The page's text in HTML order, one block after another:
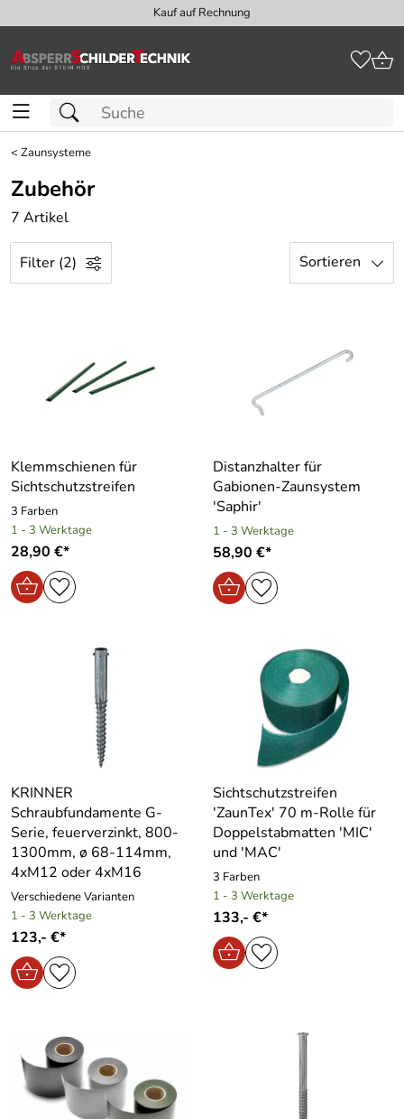
Kauf auf Rechnung
<Zaunsysteme
Zubehör
7 Artikel
Filter (2) Sortieren
Klemmschienen für
Sichtschutzstreifen
3 Farben
1 - 3 Werktage
28,90 €*
Distanzhalter für
Gabionen-Zaunsystem
′Saphir′
1 - 3 Werktage
58,90 €*
KRINNER
Schraubfundamente G-
Serie, feuerverzinkt, 800-
1300mm, ø 68-114mm,
4xM12 oder 4xM16
Verschiedene Varianten
1 - 3 Werktage
123,- €*
Sichtschutzstreifen
′ZaunTex′ 70 m-Rolle für
Doppelstabmatten ′MIC′
und ′MAC′
3 Farben
1 - 3 Werktage
133,- €*